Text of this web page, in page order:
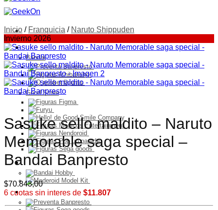
FIGURAS
Bandai
Good Smile
Model Kit
PELUCHES
Inicio / Franquicia / Naruto Shippuden
Invierno 2026
Sasuke sello maldito – Naruto
Memorable saga special –
Bandai Banpresto
$70.843,00
6 cuotas sin interes de $11.807